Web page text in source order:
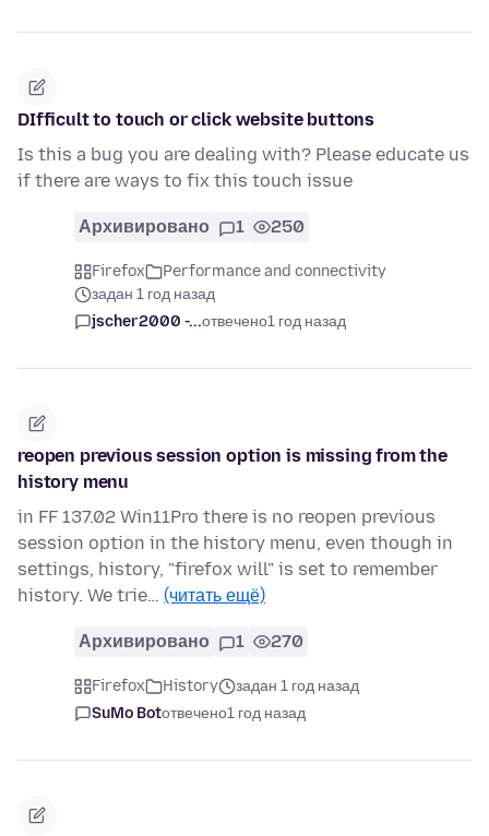
DIfficult to touch or click website buttons
Is this a bug you are dealing with? Please educate us
if there are ways to fix this touch issue
Архивировано 1 250
Firefox
Performance and connectivity
задан 1 год назад
jscher2000 -...отвечено1 год назад
reopen previous session option is missing from the
history menu
in FF 137.02 Win11Pro there is no reopen previous
session option in the history menu, even though in
settings, history, "firefox will" is set to remember
history. We trie… (читать ещё)
Архивировано 1 270
Firefox History
задан 1 год назад
SuMo Botотвечено1 год назад